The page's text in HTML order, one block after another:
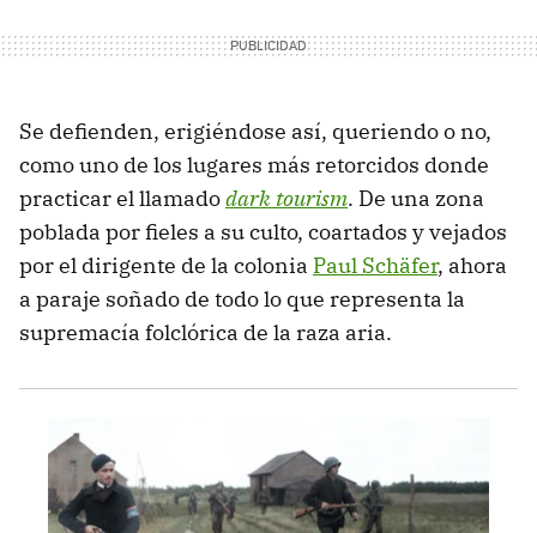
Se defienden, erigiéndose así, queriendo o no,
como uno de los lugares más retorcidos donde
practicar el llamadodark tourism. De una zona
poblada por fieles a su culto, coartados y vejados
por el dirigente de la colonia Paul Schäfer, ahora
a paraje soñado de todo lo que representa la
supremacía folclórica de la raza aria.